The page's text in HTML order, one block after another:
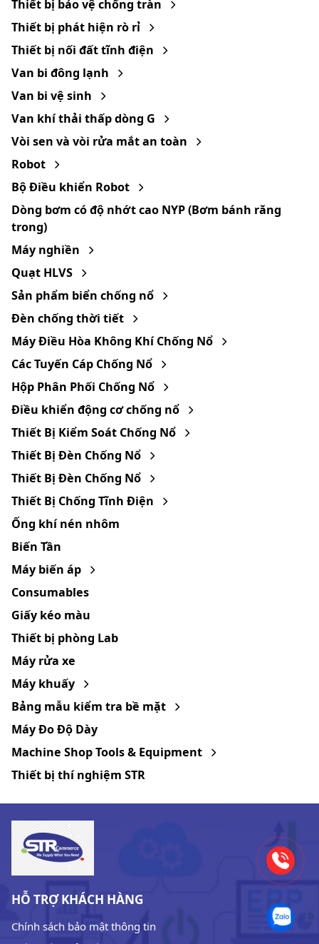
Thiết bị bảo vệ chống tràn
Thiết bị phát hiện rò rỉ
Thiết bị nối đất tĩnh điện
Van bi đông lạnh
Van bi vệ sinh
Van khí thải thấp dòng G
Vòi sen và vòi rửa mắt an toàn
Robot
Bộ Điều khiển Robot
Dòng bơm có độ nhớt cao NYP (Bơm bánh răng
trong)
Máy nghiền
Quạt HLVS
Sản phẩm biển chống nổ
Đèn chống thời tiết
Máy Điều Hòa Không Khí Chống Nổ
Các Tuyến Cáp Chống Nổ
Hộp Phân Phối Chống Nổ
Điều khiển động cơ chống nổ
Thiết Bị Kiểm Soát Chống Nổ
Thiết Bị Đèn Chống Nổ
Thiết Bị Đèn Chống Nổ
Thiết Bị Chống Tĩnh Điện
Ống khí nén nhôm
Biến Tần
Máy biến áp
Consumables
Giấy kéo màu
Thiết bị phòng Lab
Máy rửa xe
Máy khuấy
Bảng mẫu kiểm tra bề mặt
Máy Đo Độ Dày
Machine Shop Tools & Equipment
Thiết bị thí nghiệm STR
HỖ TRỢ KHÁCH HÀNG
Chính sách bảo mật thông tin